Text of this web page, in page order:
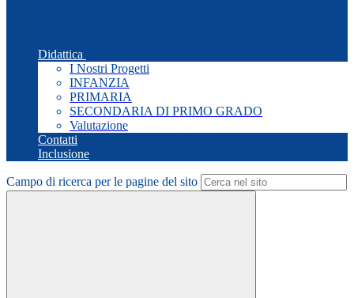
Didattica
I Nostri Progetti
INFANZIA
PRIMARIA
SECONDARIA DI PRIMO GRADO
Valutazione
Contatti
Inclusione
Campo di ricerca per le pagine del sito